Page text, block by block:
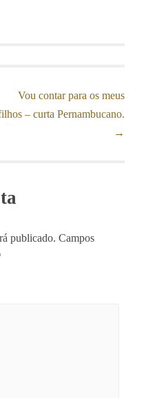
Vou contar para os meus
– curta Pernambucano.
→
publicado. Campos